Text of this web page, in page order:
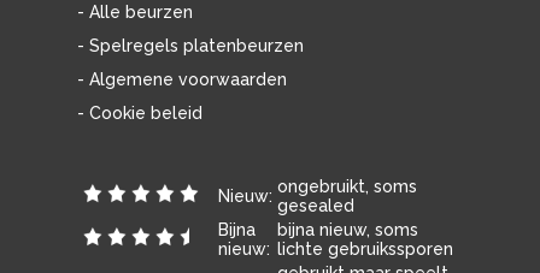
- Alle beurzen
- Spelregels platenbeurzen
- Algemene voorwaarden
- Cookie beleid
Nieuw: ongebruikt, soms
gesealed
Bijna
nieuw:
bijna nieuw, soms
lichte gebruikssporen